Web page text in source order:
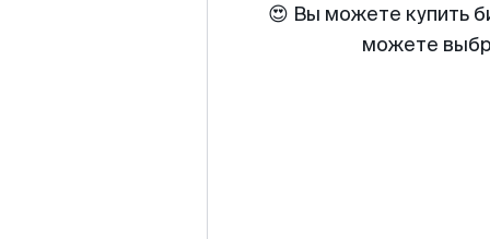
😍 Вы можете купить
можете